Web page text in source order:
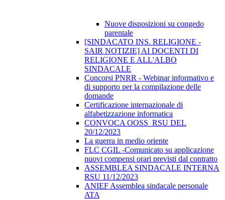
Nuove disposizioni su congedo
parentale
[SINDACATO INS. RELIGIONE -
SAIR NOTIZIE] AI DOCENTI DI
RELIGIONE E ALL'ALBO
SINDACALE
Concorsi PNRR - Webinar informativo e
di supporto per la compilazione delle
domande
Certificazione internazionale di
alfabetizzazione informatica
CONVOCA OOSS_RSU DEL
20/12/2023
La guerra in medio oriente
FLC CGIL -Comunicato su applicazione
nuovi compensi orari previsti dal contratto
ASSEMBLEA SINDACALE INTERNA
RSU 11/12/2023
ANIEF Assemblea sindacale personale
ATA